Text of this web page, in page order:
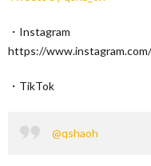
・Instagram
https://
・TikTok
@qshaoh